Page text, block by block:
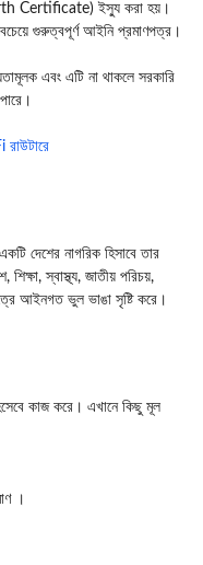
Certificate) ইস্যু করা হয়।
গুরুত্বপূর্ণ আইনি প্রমাণপত্র।
এবং এটি না থাকলে সরকারি
দেশের নাগরিক হিসাবে তার
স্বাস্থ্য, জাতীয় পরিচয়,
আইনগত ভুল ভাঙা সৃষ্টি করে।
কাজ করে। এখানে কিছু মূল
।